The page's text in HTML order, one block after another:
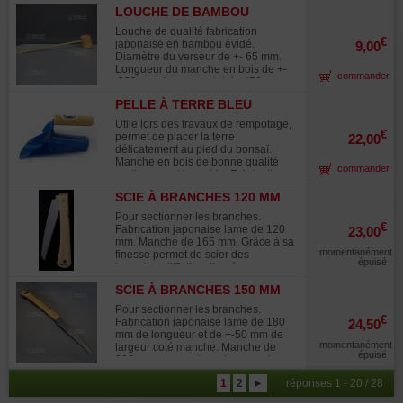
manche recouvert de cordage noir.
produits :
cérémonie du thé. Aussi en simple
élément de décoration sur les
tsukubai et autres bassins de granit
du jardin japonais. Son nom en
japonais est : "hishaku" Ces articles
sont faits de bambou et les facteurs
peuvent détériorer cette matière
LOUCHE DE BAMBOU
GRAND MODÉLE
Louche de qualité fabrication
japonaise en bambou évidé.
Diamètre du verseur de +- 65 mm.
Longueur du manche en bois de +-
:380 mm. Longueur totale 450 mm.
Ce modéle est plus épais que la
référence: ref 7191 Utilisée lors des
ablutions avant la cérémonie du thé.
Aussi en simple élément de
décoration sur les tsukubai et autres
bassins de granit du jardin japonais.
Son nom en japonais est : "hishaku"
les facteurs d'hygrométrie et de
matière naturelle.
9,00€
commander
PELLE À TERRE BLEU
MANCHE EN BOIS
Utile lors des travaux de rempotage,
permet de placer la terre
délicatement au pied du bonsaï.
Manche en bois de bonne qualité
pratiquement inusable. Fabrication
japonaise, la plus robuste.
22,00€
commander
SCIE À BRANCHES 120 MM
Pour sectionner les branches.
Fabrication japonaise lame de 120
mm. Manche de 165 mm. Grâce à sa
finesse permet de scier des
branches difficiles d'accès avec une
pince. Scie pliante avec étui
plastique. La différence d'utilisation
entre nos scies occidentales et cette
scie japonaise : Sur la scie
occidentale vous poussez, si la lame
est désaffutée vous allez plier la
lame. Avec la scie japonaise : vous
tirez vers vous et vers le bas, vous
tirez sans appuyer, sans forcer
aisément en douceur et n'abimerez
23,00€
momentanément
épuisé
SCIE À BRANCHES 150 MM
Pour sectionner les branches.
Fabrication japonaise lame de 180
mm de longueur et de +-50 mm de
largeur coté manche. Manche de
200 mm assurant une bonne prise
en main. Grâce à sa finesse permet
de scier des branches difficiles
d'accès avec une pince. Scie pliante
24,50€
momentanément
épuisé
1 2 ► réponses 1 - 20 / 28